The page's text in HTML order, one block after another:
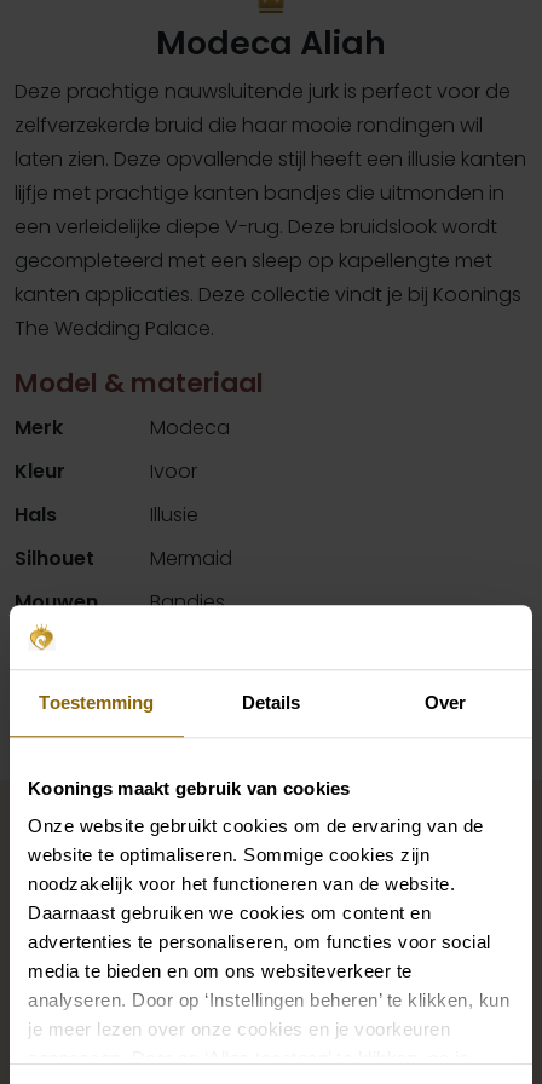
Toestemming Details Over
Koonings maakt gebruik van cookies
Onze website gebruikt cookies om de ervaring van de
website te optimaliseren. Sommige cookies zijn
noodzakelijk voor het functioneren van de website.
Daarnaast gebruiken we cookies om content en
advertenties te personaliseren, om functies voor social
media te bieden en om ons websiteverkeer te
analyseren. Door op ‘Instellingen beheren’ te klikken, kun
je meer lezen over onze cookies en je voorkeuren
Modeca Aliah
Deze prachtige nauwsluitende jurk is perfect voor de
zelfverzekerde bruid die haar mooie rondingen wil
laten zien. Deze opvallende stijl heeft een illusie kanten
lijfje met prachtige kanten bandjes die uitmonden in
een verleidelijke diepe V-rug. Deze bruidslook wordt
gecompleteerd met een sleep op kapellengte met
kanten applicaties. Deze collectie vindt je bij Koonings
The Wedding Palace.
Model & materiaal
Merk
Modeca
Kleur
Ivoor
Hals
Illusie
Silhouet
Mermaid
Mouwen
Bandjes
Maak jouw bridallook
compleet
De perfecte trouwschoenen voor onder je trouwjurk,
maar ook kettingen, armbanden en oorbellen die
precies bij je bruidsjurk passen of een prachtige sluier,
haarband of haarspeld voor je bruidskapsel: jouw
bruidslook is pas af met bijpassende accessoires. Met